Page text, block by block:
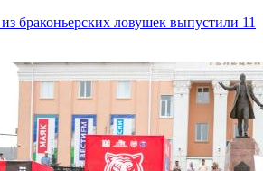
браконьерских ловушек выпустили 11